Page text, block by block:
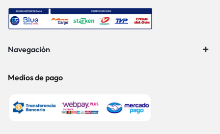
Navegación
Medios de pago